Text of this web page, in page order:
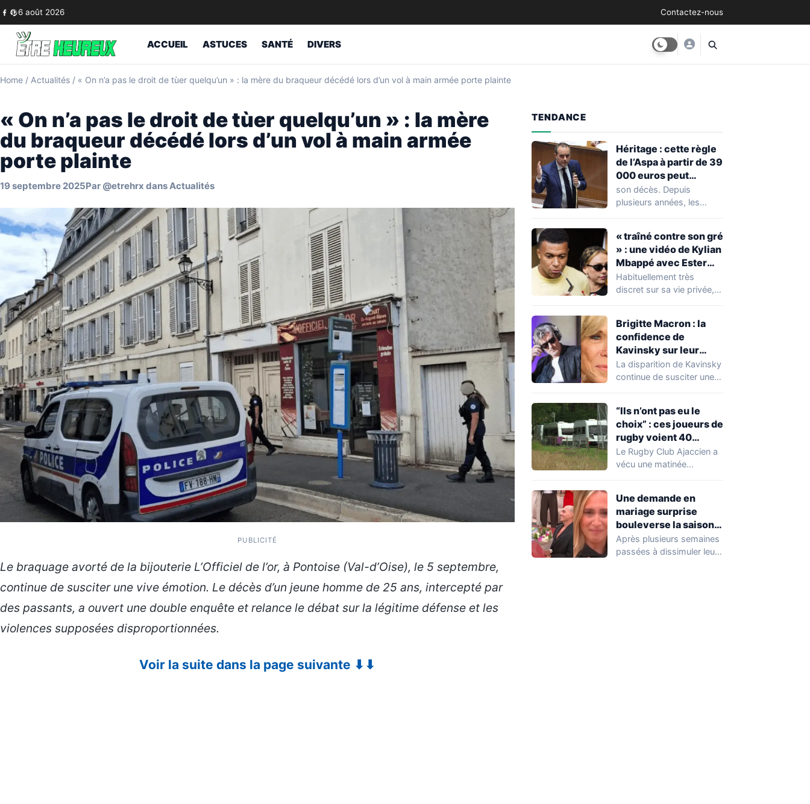
Skip to content
6 août 2026 Contactez-nous
ACCUEIL ASTUCES SANTÉ DIVERS
Home / Actualités / « On n’a pas le droit de tùer quelqu’un » : la mère du braqueur décédé lors d’un vol à main armée porte plainte
« On n’a pas le droit de tùer quelqu’un » : la mère
du braqueur décédé lors d’un vol à main armée
porte plainte
19 septembre 2025Par @etrehrx dansActualités
PUBLICITÉ
Le braquage avorté de la bijouterie L’Officiel de l’or, à Pontoise (Val-d’Oise), le 5 septembre,
continue de susciter une vive émotion. Le décès d’un jeune homme de 25 ans, intercepté par
des passants, a ouvert une double enquête et relance le débat sur la légitime défense et les
violences supposées disproportionnées.
Voir la suite dans la page suivante ⬇⬇
TENDANCE
Héritage : cette règle
de l’Aspa à partir de 39
000 euros peut
réserver une
mauvaise surprise à
son décès. Depuis
plusieurs années, les
concernant le seuil…
« traîné contre son gré
» : une vidéo de Kylian
Mbappé avec Ester
Expósito en Italie agite
la toile
Habituellement très
discret sur sa vie privée,
Brigitte Macron : la
confidence de
Kavinsky sur leur
relation
La disparition de Kavinsky
continue de susciter une
“Ils n’ont pas eu le
choix” : ces joueurs de
rugby voient 40
caravanes de gens du
voyage s’installer
heure
Le Rugby Club Ajaccien a
vécu une matinée
découverte d'une…
Une demande en
mariage surprise
bouleverse la saison
de Secret Story
Après plusieurs semaines
passées à dissimuler leur